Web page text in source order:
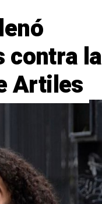
contra la
Artiles